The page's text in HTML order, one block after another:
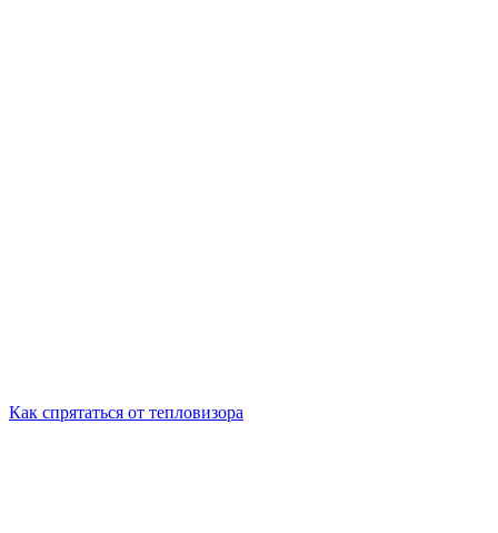
Как спрятаться от тепловизора